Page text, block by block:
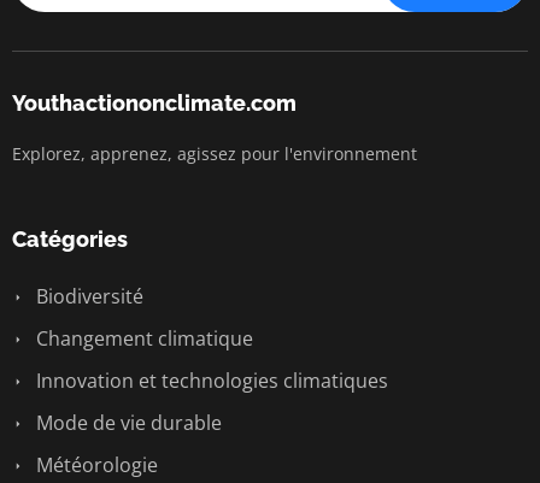
Youthactiononclimate.com
Explorez, apprenez, agissez pour l'environnement
Catégories
Biodiversité
Changement climatique
Innovation et technologies climatiques
Mode de vie durable
Météorologie